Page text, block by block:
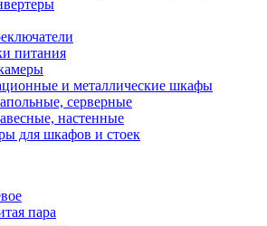
питания
и металлические шкафы
серверные
настенные
для шкафов и стоек
пара